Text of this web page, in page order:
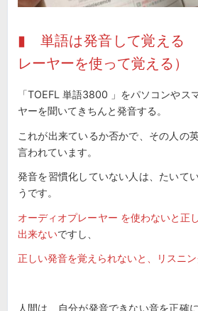
▮ 単語は発音して覚える
レーヤーを使って覚える）
「TOEFL 単語3800 」をパソコンやス
ヤーを聞いてきちんと発音する。
これが出来ているか否かで、その人の
言われています。
発音を習慣化していない人は、たいて
うです。
オーディオプレーヤー を使わないと正
出来ないですし、
正しい発音を覚えられないと、リスニン
人間は、自分が発音できない音を正確